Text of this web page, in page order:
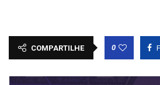
COMPARTILHE 0